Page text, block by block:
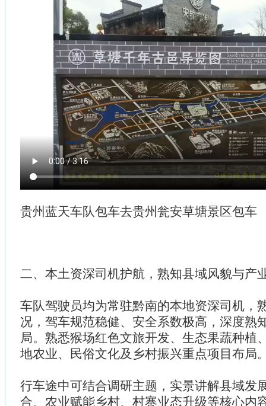
贵州蓝天车队包车去贵州瓮安草塘景区包车
二、本土资深司机护航，熟知县域风貌与产
车队驾驶员均为常驻黔南的本地资深司机，
况，驾车规范稳健、安全系数极高，深度熟
局。熟悉猴场红色文旅开发、生态果蔬种植
地农业、民俗文化及乡村振兴重点项目布局
行车途中可结合调研主题，实景讲解县域发
合、农业赋能乡村、村寨业态升级等核心内